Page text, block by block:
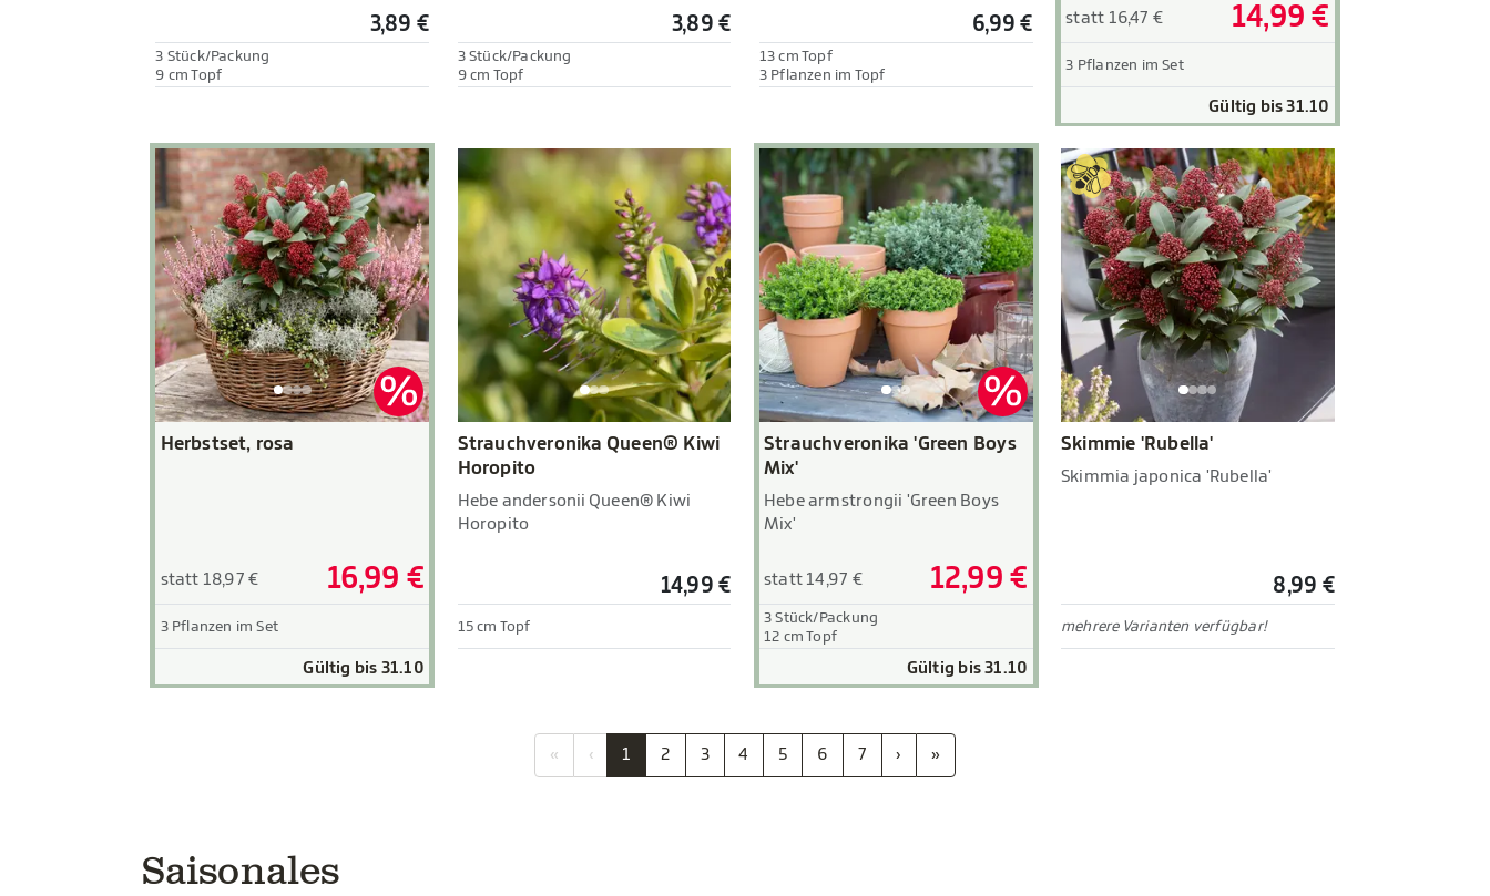
3,89 €
3 Stück/Packung
9 cm Topf
3,89 €
3 Stück/Packung
9 cm Topf
6,99 €
13 cm Topf
3 Pflanzen im Topf
statt 16,47 € 14,99 €
3 Pflanzen im Set
Gültig bis 31.10
Herbstset, rosa
statt 18,97 € 16,99 €
3 Pflanzen im Set
Gültig bis 31.10
Strauchveronika Queen® Kiwi
Horopito
Hebe andersonii Queen® Kiwi
Horopito
14,99 €
15 cm Topf
Strauchveronika 'Green Boys
Mix'
Hebe armstrongii 'Green Boys
Mix'
statt 14,97 € 12,99 €
3 Stück/Packung
12 cm Topf
Gültig bis 31.10
Skimmie 'Rubella'
Skimmia japonica 'Rubella'
8,99 €
mehrere Varianten verfügbar!
« ‹ 1 2 3 4 5 6 7 › »
Saisonales